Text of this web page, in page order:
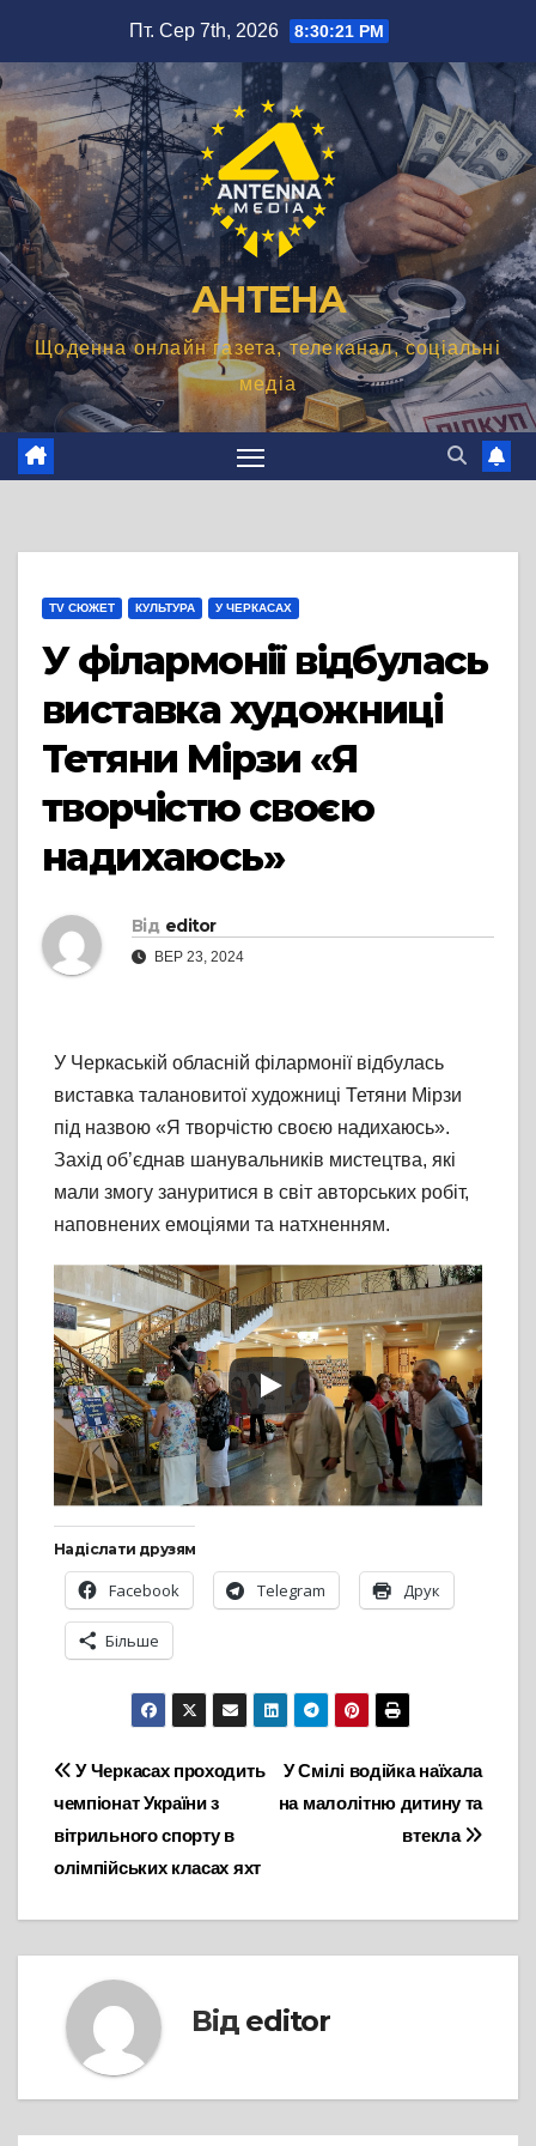
вмісту
Пт. Сер 7th, 2026 8:30:22 PM
АНТЕНА
Щоденна онлайн газета, телеканал, соціальні
медіа
TV СЮЖЕТ КУЛЬТУРА У ЧЕРКАСАХ
У філармонії відбулась
виставка художниці
Тетяни Мірзи «Я
творчістю своєю
надихаюсь»
Від editor
ВЕР 23, 2024
У Черкаській обласній філармонії відбулась
виставка талановитої художниці Тетяни Мірзи
під назвою «Я творчістю своєю надихаюсь».
Захід об’єднав шанувальників мистецтва, які
мали змогу зануритися в світ авторських робіт,
наповнених емоціями та натхненням.
Надіслати друзям
Facebook Telegram Друк
Більше
Навігація
записів
У Смілі водійка наїхала
на малолітню дитину та
втекла
У Черкасах проходить
чемпіонат України з
вітрильного спорту в
олімпійських класах яхт
Від editor